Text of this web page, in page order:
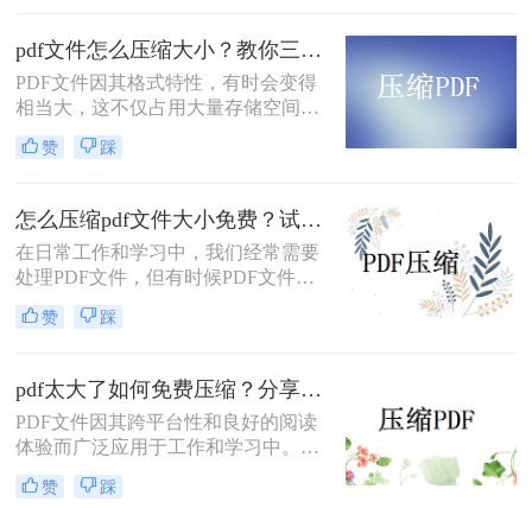
pdf文件怎么压缩大小？教你三种实用压缩方法！
PDF文件因其格式特性，有时会变得
相当大，这不仅占用大量存储空间，
还可能影响传输速度。那么pdf文件怎
么压缩大小呢？本文将介绍三种有效
赞 踩
怎么压缩pdf文件大小免费？试试这二种压缩方法！
在日常工作和学习中，我们经常需要
处理PDF文件，但有时候PDF文件过
大，不便于传输和存储。那么怎么压
缩pdf文件大小免费呢？本文将介绍两
赞 踩
pdf太大了如何免费压缩？分享二种压缩方法！
PDF文件因其跨平台性和良好的阅读
体验而广泛应用于工作和学习中。然
而，有时PDF文件体积过大，不仅占
用存储空间，还会影响传输速度。那
赞 踩